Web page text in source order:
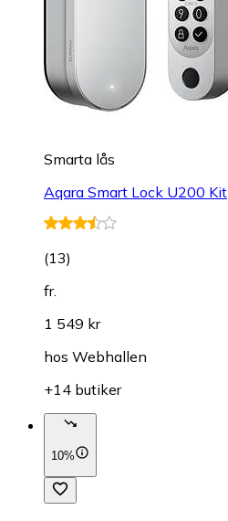
Smarta lås
Aqara Smart Lock U200 Kit
(13)
fr.
1 549 kr
hos Webhallen
+14 butiker
10%